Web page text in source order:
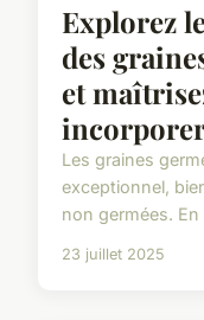
Explorez
des
et
incorporer
Les graines
exceptionnel,
non germées.
23 juillet 2025